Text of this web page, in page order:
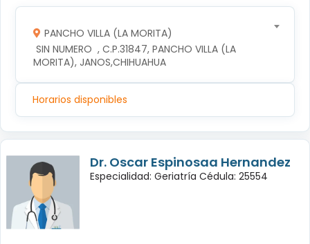
PANCHO VILLA (LA MORITA)
MORITA), JANOS,CHIHUAHUA
Horarios disponibles
Dr. Oscar Espinosaa Hernandez
Especialidad: Geriatría Cédula: 25554